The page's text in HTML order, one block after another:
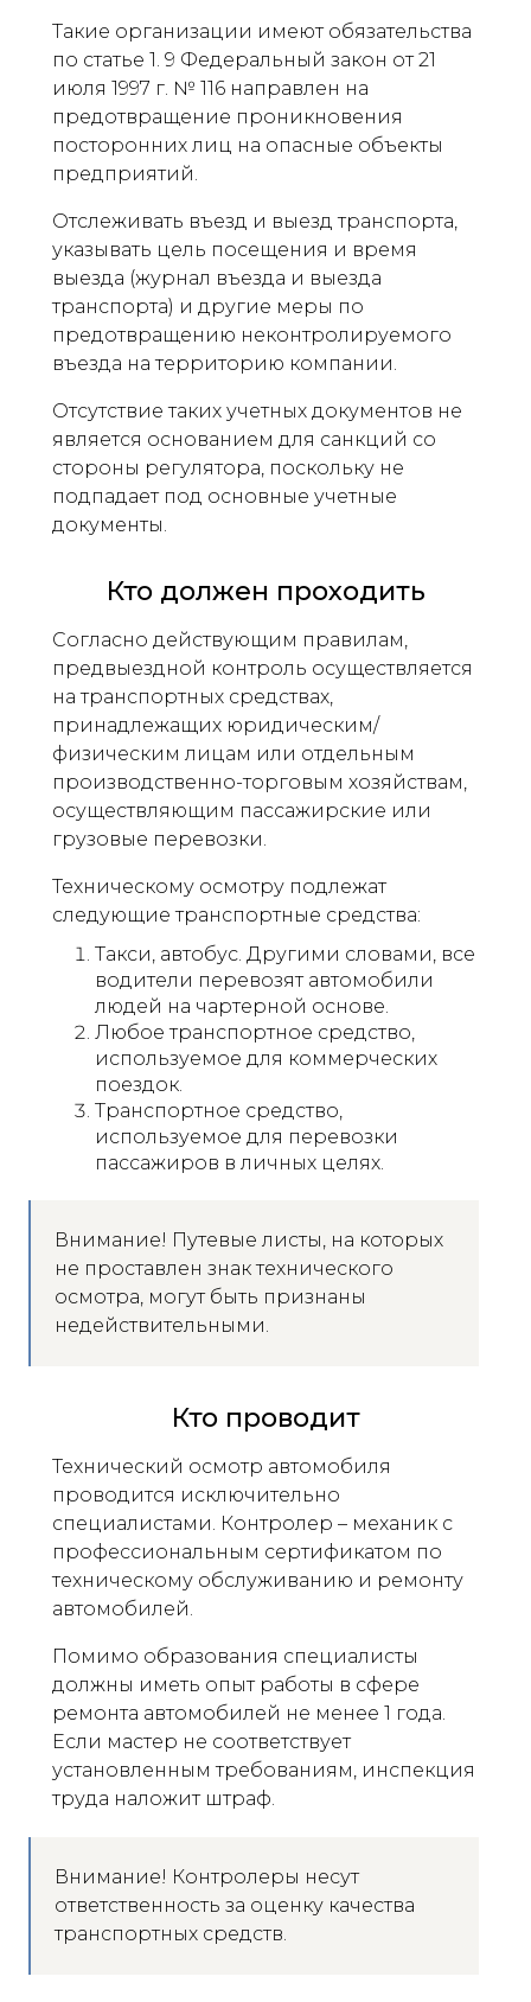
Такие организации имеют обязательства
по статье 1. 9 Федеральный закон от 21
июля 1997 г. № 116 направлен на
предотвращение проникновения
посторонних лиц на опасные объекты
предприятий.
Отслеживать въезд и выезд транспорта,
указывать цель посещения и время
выезда (журнал въезда и выезда
транспорта) и другие меры по
предотвращению неконтролируемого
въезда на территорию компании.
Отсутствие таких учетных документов не
является основанием для санкций со
стороны регулятора, поскольку не
подпадает под основные учетные
документы.
Кто должен проходить
Согласно действующим правилам,
предвыездной контроль осуществляется
на транспортных средствах,
принадлежащих юридическим/
физическим лицам или отдельным
производственно-торговым хозяйствам,
осуществляющим пассажирские или
грузовые перевозки.
Техническому осмотру подлежат
следующие транспортные средства:
Такси, автобус. Другими словами, все
водители перевозят автомобили
людей на чартерной основе.
Любое транспортное средство,
используемое для коммерческих
поездок.
Транспортное средство,
используемое для перевозки
пассажиров в личных целях.
Внимание! Путевые листы, на которых
не проставлен знак технического
осмотра, могут быть признаны
недействительными.
Кто проводит
Технический осмотр автомобиля
проводится исключительно
специалистами. Контролер – механик с
профессиональным сертификатом по
техническому обслуживанию и ремонту
автомобилей.
Помимо образования специалисты
должны иметь опыт работы в сфере
ремонта автомобилей не менее 1 года.
Если мастер не соответствует
установленным требованиям, инспекция
труда наложит штраф.
Внимание! Контролеры несут
ответственность за оценку качества
транспортных средств.